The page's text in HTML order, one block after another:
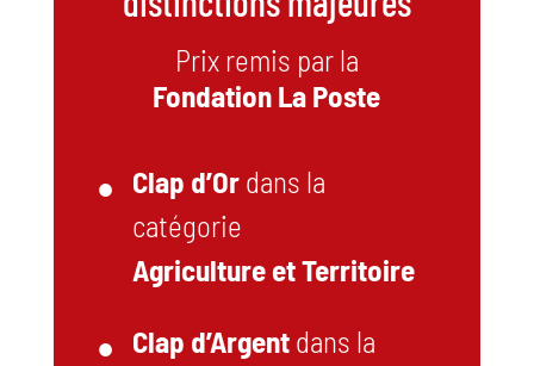
Prix remis par la
Fondation La Poste
Clap d’Or dans la
catégorie
Agriculture et Territoire
Clap d’Argentdans la